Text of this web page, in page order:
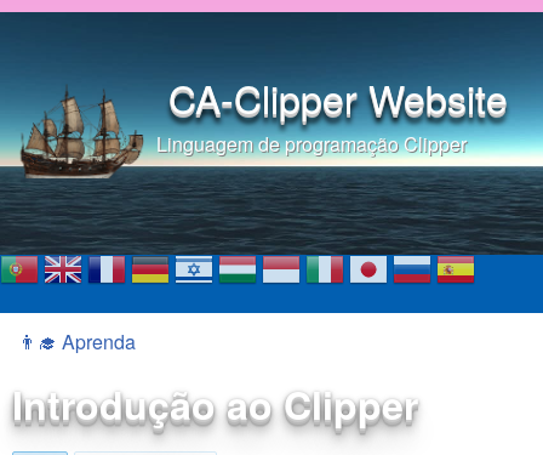
Pular para o conteúdo
CA-Clipper Website
Linguagem de programação Clipper
Você está aqui
👨‍🎓 Aprenda
Introdução ao Clipper